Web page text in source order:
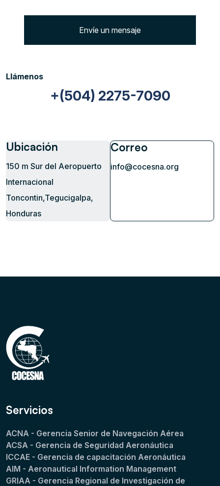
Envíe un mensaje
Llámenos
+(504) 2275-7090
Ubicación
150 m Sur del Aeropuerto
Internacional
Toncontin,Tegucigalpa,
Honduras
Correo
info@cocesna.org
Servicios
ACNA - Gerencia Senior de Navegación Aérea
ACSA - Gerencia de Seguridad Aeronáutica
ICCAE - Gerencia de capacitación Aeronáutica
AIM - Aeronautical Information Management
GRIAA - Gerencia Regional de Investigación de